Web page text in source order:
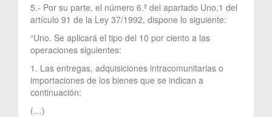
5.- Por su parte, el número 6.º del apartado Uno.1 del
artículo 91 de la Ley 37/1992, dispone lo siguiente:
“Uno. Se aplicará el tipo del 10 por ciento a las
operaciones siguientes:
1. Las entregas, adquisiciones intracomunitarias o
importaciones de los bienes que se indican a
continuación:
(…)